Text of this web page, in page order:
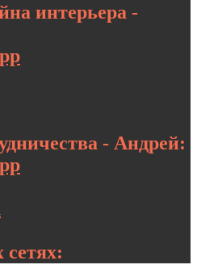
интерьера -
- Андрей: